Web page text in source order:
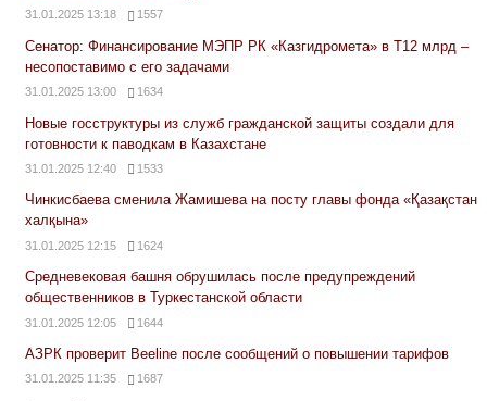
31.01.2025 13:18 1557
Сенатор: Финансирование МЭПР РК «Казгидромета» в Т12 млрд –
несопоставимо с его задачами
31.01.2025 13:00 1634
Новые госструктуры из служб гражданской защиты создали для
готовности к паводкам в Казахстане
31.01.2025 12:40 1533
Чинкисбаева сменила Жамишева на посту главы фонда «Қазақстан
халқына»
31.01.2025 12:15 1624
Средневековая башня обрушилась после предупреждений
общественников в Туркестанской области
31.01.2025 12:05 1644
АЗРК проверит Beeline после сообщений о повышении тарифов
31.01.2025 11:35 1687